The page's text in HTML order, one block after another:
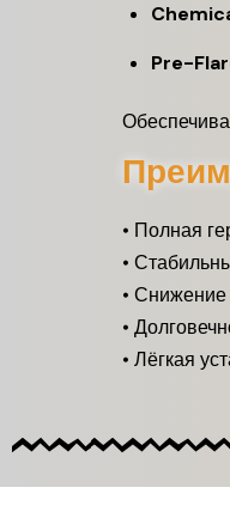
Pre-
• Полная
•
•
•
• Лёгкая